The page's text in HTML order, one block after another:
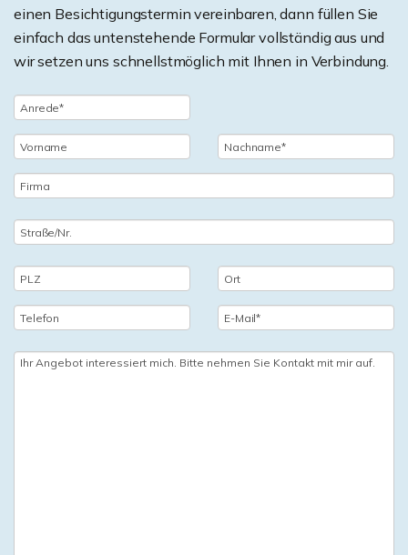
einen Besichtigungstermin vereinbaren, dann füllen Sie
einfach das untenstehende Formular vollständig aus und
wir setzen uns schnellstmöglich mit Ihnen in Verbindung.